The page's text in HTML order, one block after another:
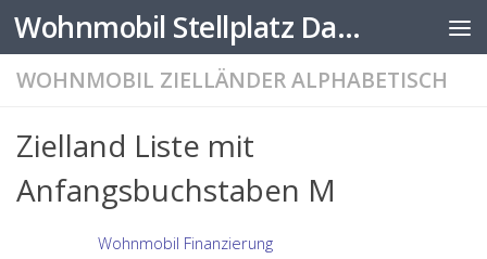
Zum Inhalt springen Wohnmobil Stellplatz Datenbank
WOHNMOBIL ZIELLÄNDER ALPHABETISCH
Zielland Liste mit
Anfangsbuchstaben M
Wohnmobil Finanzierung